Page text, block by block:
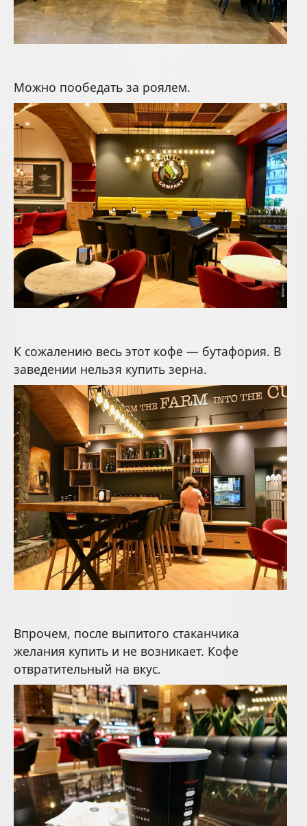
Можно пообедать за роялем.
К сожалению весь этот кофе — бутафория. В
заведении нельзя купить зерна.
Впрочем, после выпитого стаканчика
желания купить и не возникает. Кофе
отвратительный на вкус.